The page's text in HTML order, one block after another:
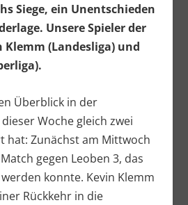
Siege, ein Unentschieden
Unsere Spieler der
Klemm (Landesliga) und
Überblick in der
Woche gleich zwei
hat: Zunächst am Mittwoch
gegen Leoben 3, das
konnte. Kevin Klemm
Rückkehr in die